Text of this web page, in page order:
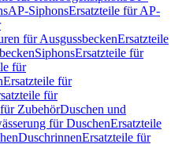
AP-SiphonsErsatzteile für AP-
für AusgussbeckenErsatzteile
SiphonsErsatzteile für
für
Ersatzteile für
für
ZubehörDuschen und
für DuschenErsatzteile
DuschrinnenErsatzteile für